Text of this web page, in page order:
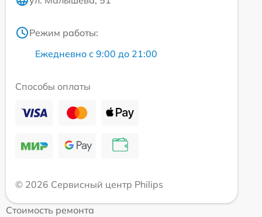
Режим работы:
Ежедневно с 9:00 до 21:00
Способы оплаты
© 2026 Сервисный центр Philips
Стоимость ремонта